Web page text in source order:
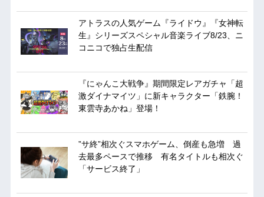
アトラスの人気ゲーム『ライドウ』『女神転
生』シリーズスペシャル音楽ライブ8/23、ニ
コニコで独占生配信
『にゃんこ大戦争』期間限定レアガチャ「超
激ダイナマイツ」に新キャラクター「鉄腕！
東雲寺あかね」登場！
”サ終”相次ぐスマホゲーム、倒産も急増 過
去最多ペースで推移 有名タイトルも相次ぐ
「サービス終了」